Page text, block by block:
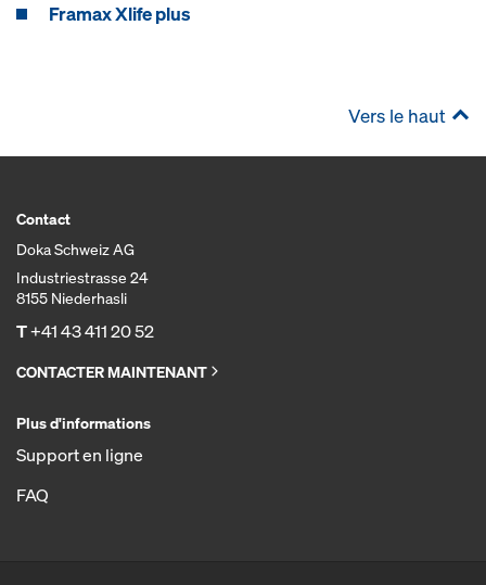
Framax Xlife plus
Vers le haut
Contact
Doka Schweiz AG
Industriestrasse 24
8155 Niederhasli
T+41 43 411 20 52
CONTACTER MAINTENANT
Plus d'informations
Support en ligne
FAQ